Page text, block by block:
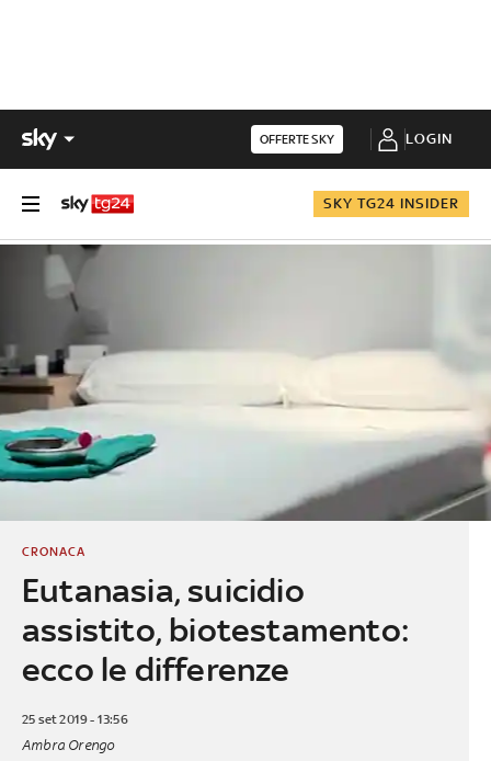
OFFERTE SKY LOGIN
SKY TG24 INSIDER
Eutanasia, suicidio
assistito, biotestamento:
ecco le differenze
CRONACA
25 set 2019 - 13:56
Ambra Orengo